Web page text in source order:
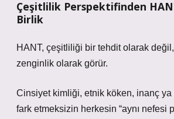
Çeşitlilik Perspektifinden
Birlik
HANT, çeşitliliği bir tehdit olarak
zenginlik olarak görür.
Cinsiyet kimliği, etnik köken, inanç ya
fark etmeksizin herkesin “aynı nefesi